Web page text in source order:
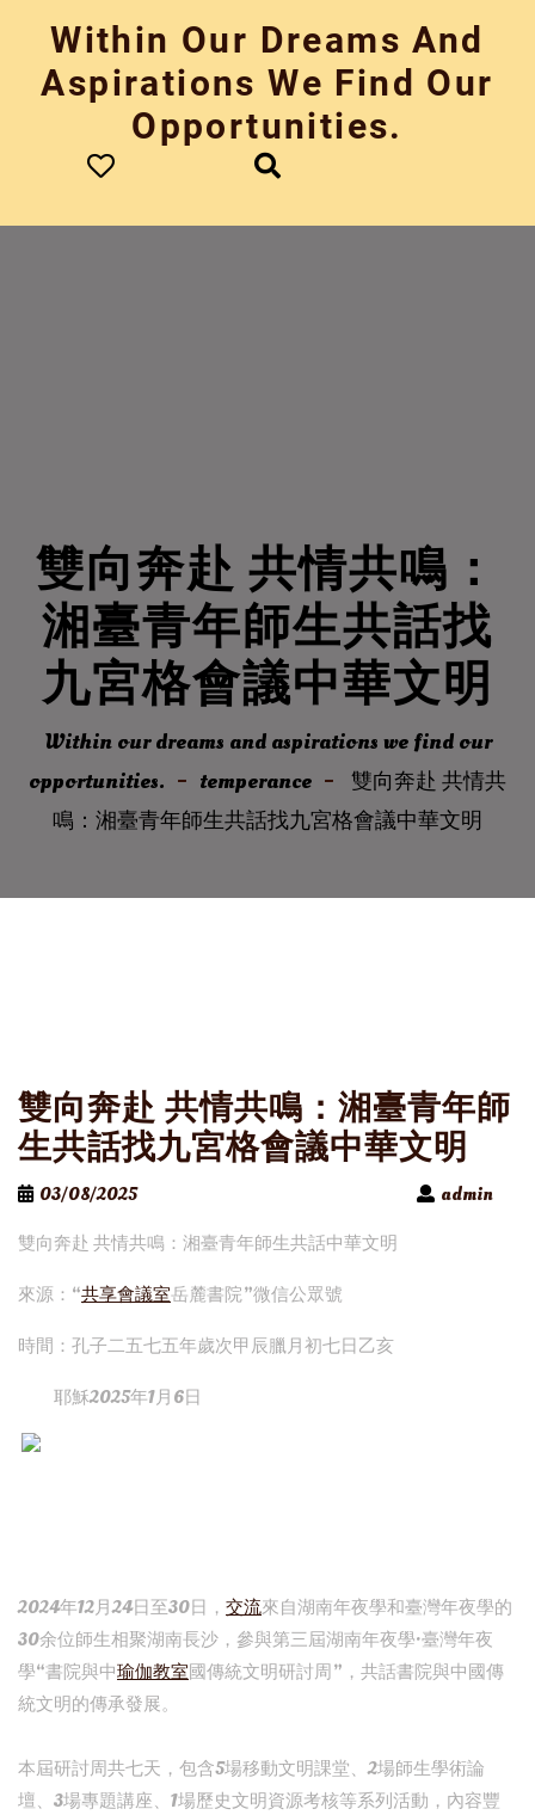
content
Within Our Dreams And
Aspirations We Find Our
Opportunities.
雙向奔赴 共情共鳴：
湘臺青年師生共話找
九宮格會議中華文明
Within our dreams and aspirations we find our
opportunities.
temperance
雙向奔赴 共情共
鳴：湘臺青年師生共話找九宮格會議中華文明
雙向奔赴 共情共鳴：湘臺青年師
生共話找九宮格會議中華文明
03/08/2025
admin
雙向奔赴 共情共鳴：湘臺青年師生共話中華文明
來源：“共享會議室岳麓書院”微信公眾號
時間：孔子二五七五年歲次甲辰臘月初七日乙亥
耶穌2025年1月6日
2024年12月24日至30日， 交流來自湖南年夜學和臺灣年夜學的
30余位師生相聚湖南長沙，參與第三屆湖南年夜學·臺灣年夜
學“書院與中瑜伽教室國傳統文明研討周”，共話書院與中國傳
統文明的傳承發展。
本屆研討周共七天，包含5場移動文明課堂、2場師生學術論
壇、3場專題講座、1場歷史文明資源考核等系列活動，內容豐